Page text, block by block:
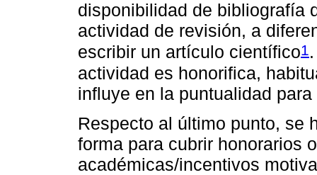
disponibilidad de bibliografía
actividad de revisión, a
escribir un artículo científico1
actividad es honorifica,
influye en la puntualidad
Respecto al último punto, se
forma para cubrir honorarios
académicas/incentivos